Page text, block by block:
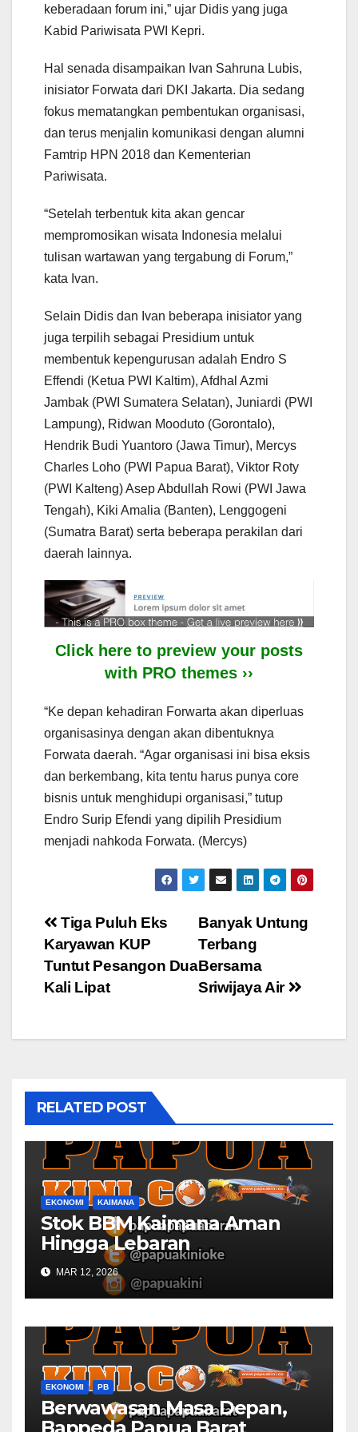
keberadaan forum ini,” ujar Didis yang juga
Kabid Pariwisata PWI Kepri.
Hal senada disampaikan Ivan Sahruna Lubis,
inisiator Forwata dari DKI Jakarta. Dia sedang
fokus mematangkan pembentukan organisasi,
dan terus menjalin komunikasi dengan alumni
Famtrip HPN 2018 dan Kementerian
Pariwisata.
“Setelah terbentuk kita akan gencar
mempromosikan wisata Indonesia melalui
tulisan wartawan yang tergabung di Forum,”
kata Ivan.
Selain Didis dan Ivan beberapa inisiator yang
juga terpilih sebagai Presidium untuk
membentuk kepengurusan adalah Endro S
Effendi (Ketua PWI Kaltim), Afdhal Azmi
Jambak (PWI Sumatera Selatan), Juniardi (PWI
Lampung), Ridwan Mooduto (Gorontalo),
Hendrik Budi Yuantoro (Jawa Timur), Mercys
Charles Loho (PWI Papua Barat), Viktor Roty
(PWI Kalteng) Asep Abdullah Rowi (PWI Jawa
Tengah), Kiki Amalia (Banten), Lenggogeni
(Sumatra Barat) serta beberapa perakilan dari
daerah lainnya.
Click here to preview your posts
with PRO themes ››
“Ke depan kehadiran Forwarta akan diperluas
organisasinya dengan akan dibentuknya
Forwata daerah. “Agar organisasi ini bisa eksis
dan berkembang, kita tentu harus punya core
bisnis untuk menghidupi organisasi,” tutup
Endro Surip Efendi yang dipilih Presidium
menjadi nahkoda Forwata. (Mercys)
Post
navigation
Banyak Untung
Terbang
Bersama
Sriwijaya Air
Tiga Puluh Eks
Karyawan KUP
Tuntut Pesangon Dua
Kali Lipat
RELATED POST
EKONOMI KAIMANA
Stok BBM Kaimana Aman
Hingga Lebaran
MAR 12, 2026
EKONOMI PB
Berwawasan Masa Depan,